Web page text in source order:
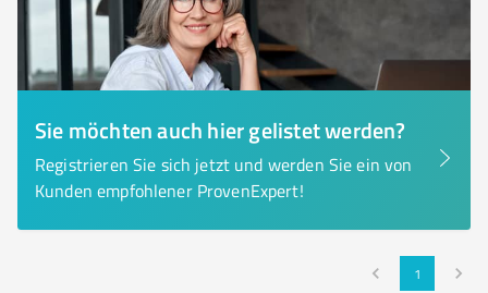
Sie möchten auch hier gelistet werden?
Registrieren Sie sich jetzt und werden Sie ein von
Kunden empfohlener ProvenExpert!
1